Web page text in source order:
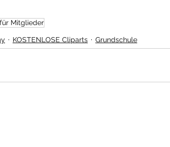
Mitglieder
KOSTENLOSE Cliparts Grundschule